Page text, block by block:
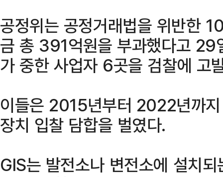
공정위는 공정거래법을 위반한
금 총 391억원을 부과했다고 29
가 중한 사업자 6곳을 검찰에 고
이들은 2015년부터 2022년까
장치 입찰 담합을 벌였다.
GIS는 발전소나 변전소에 설치